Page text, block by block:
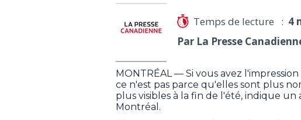
Temps de lecture : 4
Par La Presse
MONTRÉAL — Si vous avez
ce n'est pas parce qu'elles sont plus
plus visibles à la fin de l'été, indique
Montréal.